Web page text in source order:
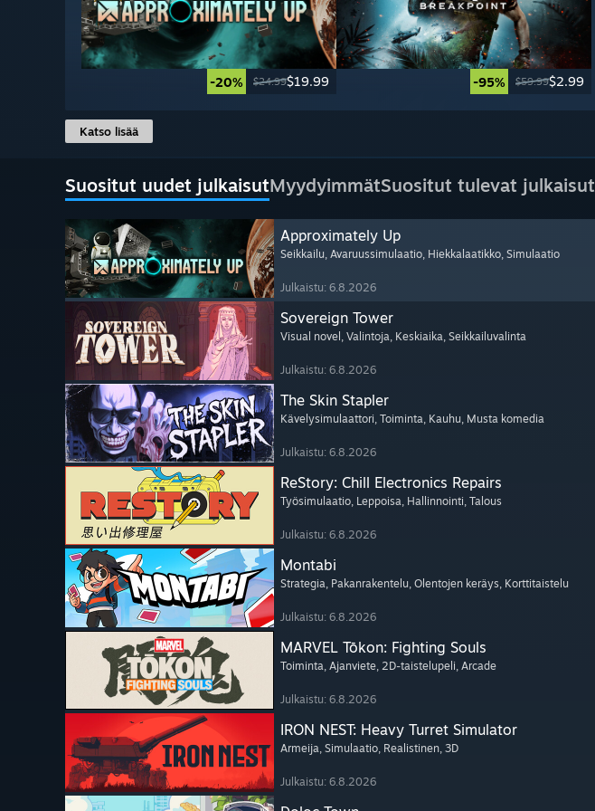
-20% $24.99$19.99 -95% $59.99$2.99
Katso lisää
Suositut uudet julkaisutMyydyimmätSuositut tulevat julkaisut
Approximately Up
Seikkailu, Avaruussimulaatio, Hiekkalaatikko, Simulaatio
Julkaistu: 6.8.2026
Sovereign Tower
Visual novel , Valintoja, Keskiaika, Seikkailuvalinta
Julkaistu: 6.8.2026
The Skin Stapler
Kävelysimulaattori, Toiminta, Kauhu, Musta komedia
Julkaistu: 6.8.2026
ReStory: Chill Electronics Repairs
Työsimulaatio, Leppoisa, Hallinnointi, Talous
Julkaistu: 6.8.2026
Montabi
Strategia, Pakanrakentelu, Olentojen keräys, Korttitaistelu
Julkaistu: 6.8.2026
MARVEL Tōkon: Fighting Souls
Toiminta, Ajanviete, 2D-taistelupeli, Arcade
Julkaistu: 6.8.2026
IRON NEST: Heavy Turret Simulator
Armeija, Simulaatio, Realistinen, 3D
Julkaistu: 6.8.2026